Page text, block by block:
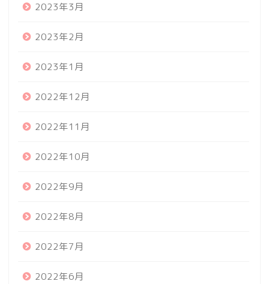
2023年3月
2023年2月
2023年1月
2022年12月
2022年11月
2022年10月
2022年9月
2022年8月
2022年7月
2022年6月